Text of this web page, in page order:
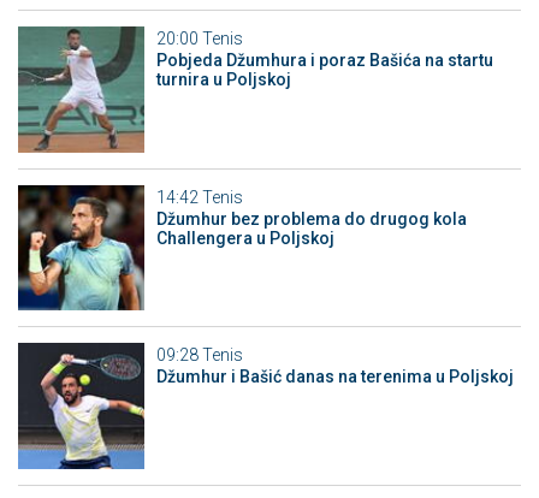
20:00 Tenis
Pobjeda Džumhura i poraz Bašića na startu
turnira u Poljskoj
14:42 Tenis
Džumhur bez problema do drugog kola
Challengera u Poljskoj
09:28Tenis
Džumhur i Bašić danas na terenima u Poljskoj